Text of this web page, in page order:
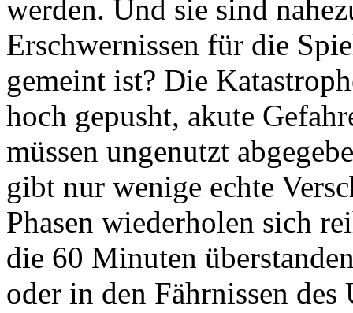
werden. Und sie sind
Erschwernissen für die
gemeint ist? Die
hoch gepusht, akute
müssen ungenutzt
gibt nur wenige echte
Phasen wiederholen sich
die 60 Minuten
oder in den Fährnissen